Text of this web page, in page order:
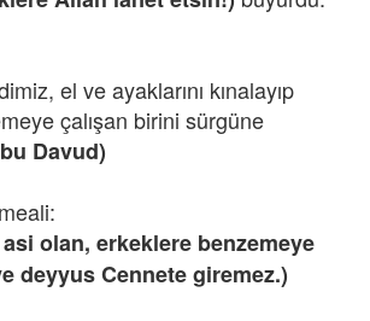
el ve ayaklarını kınalayıp
çalışan birini sürgüne
Davud)
olan, erkeklere benzemeye
deyyus Cennete giremez.)